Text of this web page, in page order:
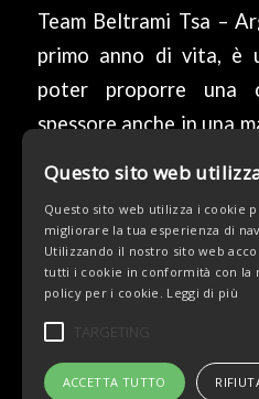
Team Beltrami Tsa –
primo anno di vita, è
poter proporre una
spessore anche in una
di questo genere,
diversi atleti
/ 0 /
Questo sito web
Questo sito web utilizza i cookie
migliorare la tua esperienza di
Utilizzando il nostro sito web
tutti i cookie in conformità con la
policy per i cookie. Leggi di più
TARGETING
ACCETTA TUTTO